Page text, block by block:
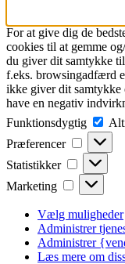
For at give dig de
cookies til at gemme
du giver dit samtykke
f.eks. browsingadfærd
ikke giver dit
have en negativ
Funktionsdygtig
Præferencer
Statistikker
Marketing Marketing
Vælg muligheder
Administrer
Administrer
Læs mere om